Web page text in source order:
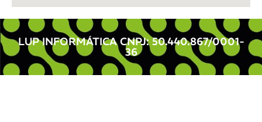
LUP INFORMÁTICA CNPJ: 50.440.867/0001-
36 ​